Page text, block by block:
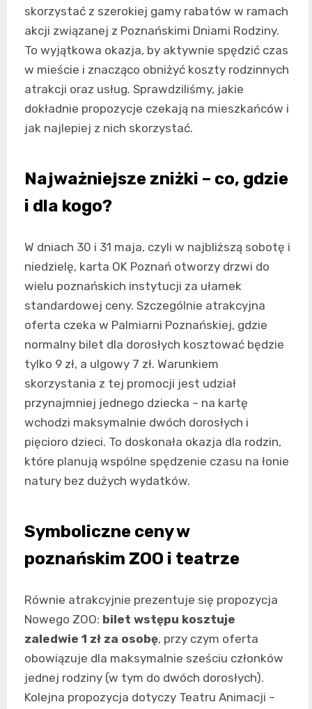
skorzystać z szerokiej gamy rabatów w ramach
akcji związanej z Poznańskimi Dniami Rodziny.
To wyjątkowa okazja, by aktywnie spędzić czas
w mieście i znacząco obniżyć koszty rodzinnych
atrakcji oraz usług. Sprawdziliśmy, jakie
dokładnie propozycje czekają na mieszkańców i
jak najlepiej z nich skorzystać.
Najważniejsze zniżki – co, gdzie
i dla kogo?
W dniach 30 i 31 maja, czyli w najbliższą sobotę i
niedzielę, karta OK Poznań otworzy drzwi do
wielu poznańskich instytucji za ułamek
standardowej ceny. Szczególnie atrakcyjna
oferta czeka w Palmiarni Poznańskiej, gdzie
normalny bilet dla dorosłych kosztować będzie
tylko 9 zł, a ulgowy 7 zł. Warunkiem
skorzystania z tej promocji jest udział
przynajmniej jednego dziecka – na kartę
wchodzi maksymalnie dwóch dorosłych i
pięcioro dzieci. To doskonała okazja dla rodzin,
które planują wspólne spędzenie czasu na łonie
natury bez dużych wydatków.
Symboliczne ceny w
poznańskim ZOO i teatrze
Równie atrakcyjnie prezentuje się propozycja
Nowego ZOO: bilet wstępu kosztuje
zaledwie 1 zł za osobę, przy czym oferta
obowiązuje dla maksymalnie sześciu członków
jednej rodziny (w tym do dwóch dorosłych).
Kolejna propozycja dotyczy Teatru Animacji –